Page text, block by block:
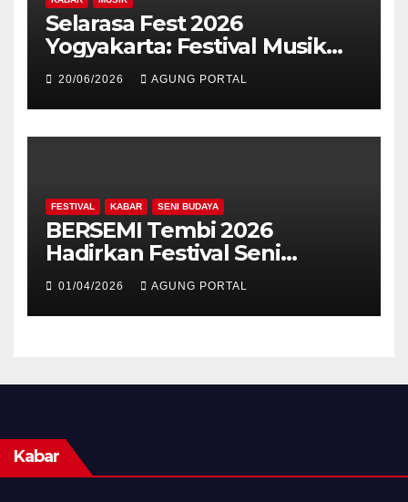
Selarasa Fest 2026
Yogyakarta: Festival Musik
Koplo, Budaya, dan Kuliner
Siap Guncang Rocket Arena
20/06/2026 AGUNG PORTAL
FESTIVAL KABAR SENI BUDAYA
BERSEMI Tembi 2026
Hadirkan Festival Seni
Berkelanjutan
01/04/2026 AGUNG PORTAL
Kabar